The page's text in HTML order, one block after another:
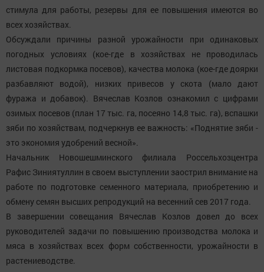
стимула для работы, резервы для ее повышения имеются во
всех хозяйствах.
Обсуждали причины разной урожайности при одинаковых
погодных условиях (кое-где в хозяйствах не проводилась
листовая подкормка посевов), качества молока (кое-где доярки
разбавляют водой), низких привесов у скота (мало дают
фуража и добавок). Вячеслав Козлов ознакомил с цифрами
озимых посевов (план 17 тыс. га, посеяно 14,8 тыс. га), вспашки
зяби по хозяйствам, подчеркнув ее важность: «Поднятие зяби -
это экономия удобрений весной».
Начальник Новошешминского филиала Россельхозцентра
Рафис Зиниятуллин в своем выступлении заострил внимание на
работе по подготовке семенного материала, приобретению и
обмену семян высших репродукций на весенний сев 2017 года.
В завершении совещания Вячеслав Козлов довел до всех
руководителей задачи по повышению производства молока и
мяса в хозяйствах всех форм собственности, урожайности в
растениеводстве.